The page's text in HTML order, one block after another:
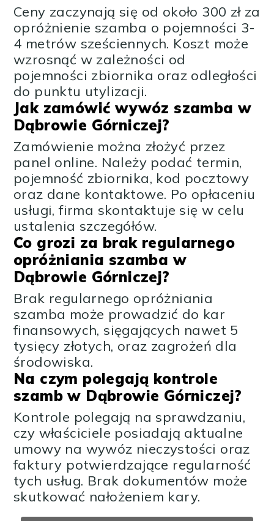
Ceny zaczynają się od około 300 zł za
opróżnienie szamba o pojemności 3-
4 metrów sześciennych. Koszt może
wzrosnąć w zależności od
pojemności zbiornika oraz odległości
do punktu utylizacji.
Jak zamówić wywóz szamba w
Dąbrowie Górniczej?
Zamówienie można złożyć przez
panel online. Należy podać termin,
pojemność zbiornika, kod pocztowy
oraz dane kontaktowe. Po opłaceniu
usługi, firma skontaktuje się w celu
ustalenia szczegółów.
Co grozi za brak regularnego
opróżniania szamba w
Dąbrowie Górniczej?
Brak regularnego opróżniania
szamba może prowadzić do kar
finansowych, sięgających nawet 5
tysięcy złotych, oraz zagrożeń dla
środowiska.
Na czym polegają kontrole
szamb w Dąbrowie Górniczej?
Kontrole polegają na sprawdzaniu,
czy właściciele posiadają aktualne
umowy na wywóz nieczystości oraz
faktury potwierdzające regularność
tych usług. Brak dokumentów może
skutkować nałożeniem kary.